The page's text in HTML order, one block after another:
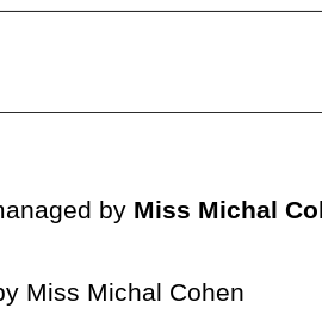
by Miss Michal
Miss Michal Cohen: